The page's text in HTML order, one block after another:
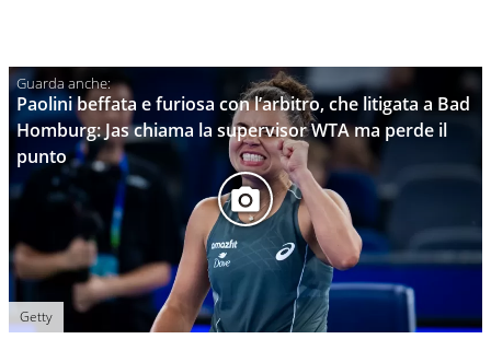
Paolini beffata e furiosa con l’arbitro, che litigata a Bad
Homburg: Jas chiama la supervisor WTA ma perde il
punto
Getty